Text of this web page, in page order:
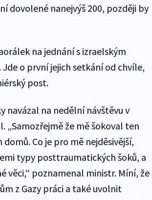
dovolené nanejvýš 200, později by
na jednání s izraelským
o první jejich setkání od chvíle,
post.
navázal na nedělní návštěvu v
„Samozřejmě že mě šokoval ten
Co je pro mě nejděsivější,
typy posttraumatických šoků, a
věci,“ poznamenal ministr. Míní, že
z Gazy práci a také uvolnit